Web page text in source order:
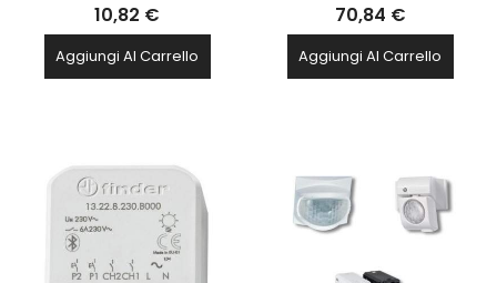
270182300000
10,82 €
Aggiungi Al Carrello
Actuator 13.72.8.230.B000
FINDER - 13728230B000
70,84 €
Aggiungi Al Carrello